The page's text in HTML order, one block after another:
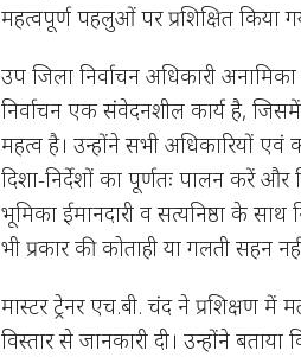
महत्वपूर्ण पहलुओं पर प्रशिक्षित किया
उप जिला निर्वाचन अधिकारी
निर्वाचन एक संवेदनशील कार्य है,
महत्व है। उन्होंने सभी अधिकारियों एवं
दिशा-निर्देशों का पूर्णतः पालन करें
भूमिका ईमानदारी व सत्यनिष्ठा के साथ
भी प्रकार की कोताही या गलती सहन
मास्टर ट्रेनर एच.बी. चंद ने प्रशिक्षण में
विस्तार से जानकारी दी। उन्होंने